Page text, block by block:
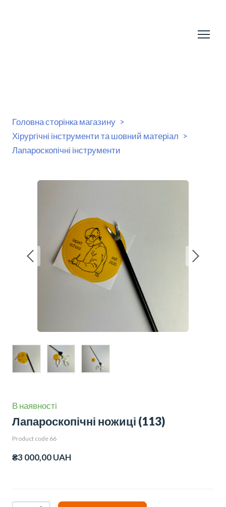
Головна сторінка магазину
Хірургічні інструменти та шовний матеріал
Лапароскопічні інструменти
В наявності
Лапароскопічні ножиці (113)
Product code 66
₴3 000,00 UAH